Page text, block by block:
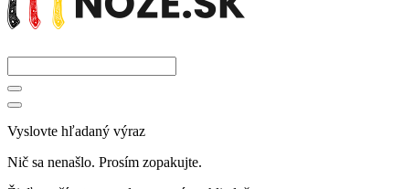
Vyslovte hľadaný výraz
Nič sa nenašlo. Prosím zopakujte.